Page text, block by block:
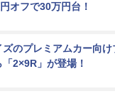
オフで30万円台！
ズのプレミアムカー向
「2×9R」が登場！